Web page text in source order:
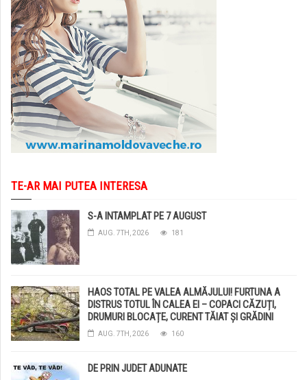
TE-AR MAI PUTEA INTERESA
S-A INTAMPLAT PE 7 AUGUST
AUG. 7TH, 2026 181
HAOS TOTAL PE VALEA ALMĂJULUI! FURTUNA A
DISTRUS TOTUL ÎN CALEA EI – COPACI CĂZUȚI,
DRUMURI BLOCAȚE, CURENT TĂIAT ȘI GRĂDINI
DISTRUSE DE GRINDINĂ!
AUG. 7TH, 2026 160
DE PRIN JUDET ADUNATE